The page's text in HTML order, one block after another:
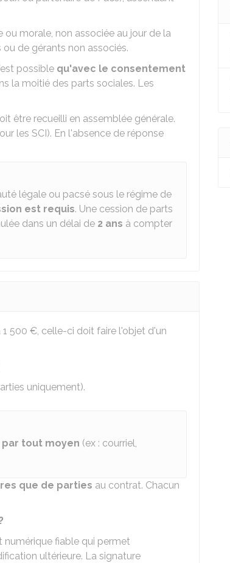
morale, non associée au jour de la
ou de gérants non associés.
possible qu'avec le consentement
la moitié des parts sociales. Les
être recueilli en assemblée générale.
les SCI). En l'absence de réponse
légale ou pacsé sous le régime de
est requis. Une cession de parts
dans un délai de 2 ans à compter
1 500 €, celle-ci doit faire l'objet d'un
uniquement).
par tout moyen (ex : courriel,
que de parties au contrat. Chacun
numérique fiable qui permet
ultérieure. La signature